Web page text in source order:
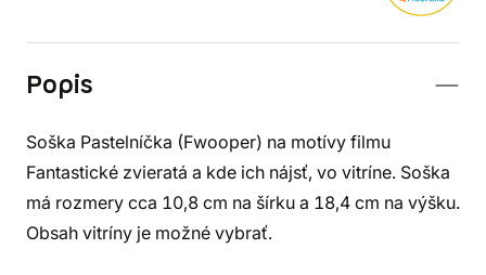
Popis
Soška Pastelníčka (Fwooper) na motívy filmu
Fantastické zvieratá a kde ich nájsť, vo vitríne. Soška
má rozmery cca 10,8 cm na šírku a 18,4 cm na výšku.
Obsah vitríny je možné vybrať.